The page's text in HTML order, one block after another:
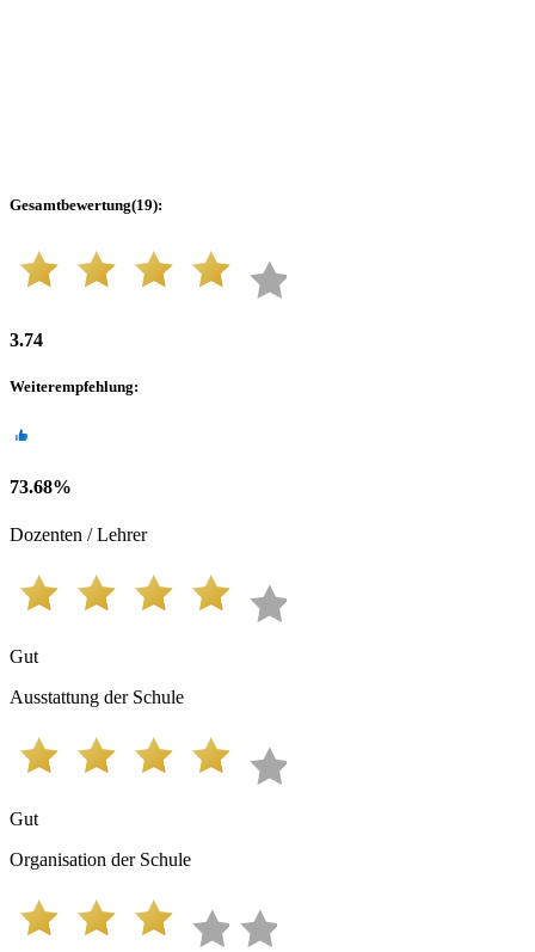
Gesamtbewertung(19):
3.74
Weiterempfehlung:
73.68%
Dozenten / Lehrer
Gut
Ausstattung der Schule
Gut
Organisation der Schule